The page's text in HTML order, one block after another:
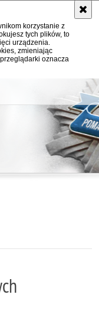
korzystanie z
tych plików, to
urządzenia.
zmieniając
oznacza